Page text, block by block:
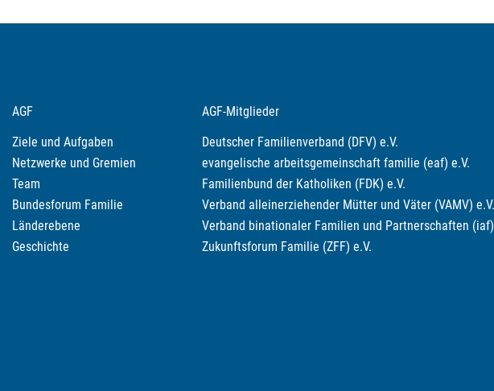
AGF
Ziele und Aufgaben
Netzwerke und Gremien
Team
Bundesforum Familie
Länderebene
Geschichte
AGF-Mitglieder
Deutscher Familienverband (DFV) e.V.
evangelische arbeitsgemeinschaft familie (eaf) e.V.
Familienbund der Katholiken (FDK) e.V.
Verband alleinerziehender Mütter und Väter (VAMV) e.V.
Verband binationaler Familien und Partnerschaften (iaf)
Zukunftsforum Familie (ZFF) e.V.